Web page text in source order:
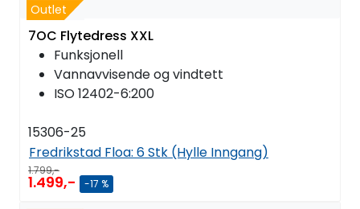
Outlet
7OC Flytedress XXL
Funksjonell
Vannavvisende og vindtett
ISO 12402-6:200
15306-25
Fredrikstad Floa: 6 Stk (Hylle Inngang)
1.799,-
1.499,- -17 %